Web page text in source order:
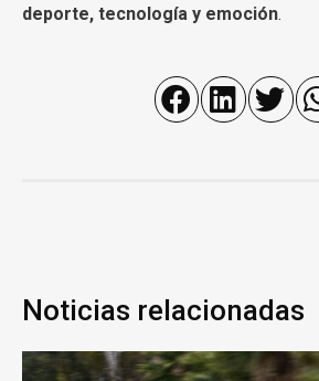
deporte, tecnología y emoción.
Noticias relacionadas